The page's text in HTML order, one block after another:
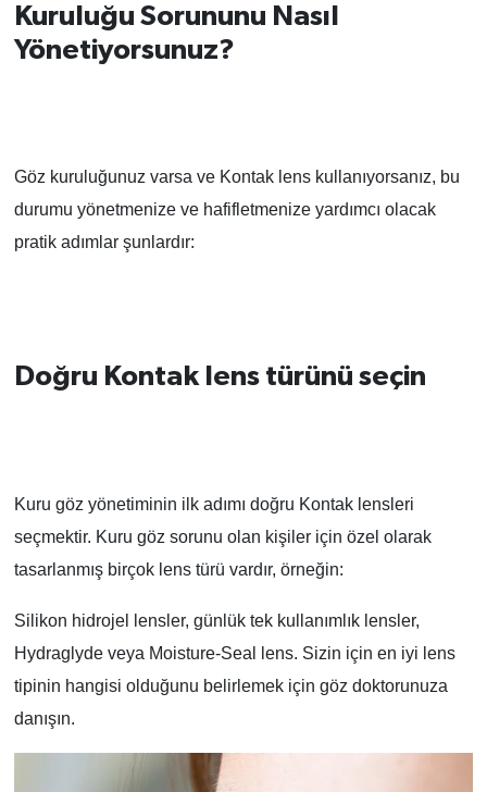
Kuruluğu Sorununu Nasıl
Yönetiyorsunuz?
Göz kuruluğunuz varsa ve Kontak lens kullanıyorsanız, bu
durumu yönetmenize ve hafifletmenize yardımcı olacak
pratik adımlar şunlardır:
Doğru Kontak lens türünü seçin
Kuru göz yönetiminin ilk adımı doğru Kontak lensleri
seçmektir. Kuru göz sorunu olan kişiler için özel olarak
tasarlanmış birçok lens türü vardır, örneğin:
Silikon hidrojel lensler, günlük tek kullanımlık lensler,
Hydraglyde veya Moisture-Seal lens. Sizin için en iyi lens
tipinin hangisi olduğunu belirlemek için göz doktorunuza
danışın.